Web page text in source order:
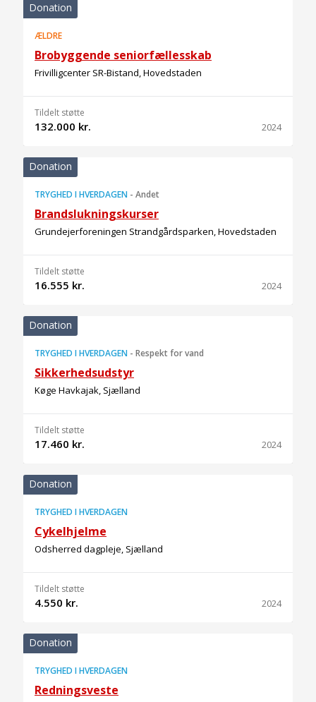
Donation
ÆLDRE
Brobyggende seniorfællesskab
Frivilligcenter SR-Bistand, Hovedstaden
Tildelt støtte
132.000 kr. 2024
Donation
TRYGHED I HVERDAGEN - Andet
Brandslukningskurser
Grundejerforeningen Strandgårdsparken, Hovedstaden
Tildelt støtte
16.555 kr. 2024
Donation
TRYGHED I HVERDAGEN - Respekt for vand
Sikkerhedsudstyr
Køge Havkajak, Sjælland
Tildelt støtte
17.460 kr. 2024
Donation
TRYGHED I HVERDAGEN
Cykelhjelme
Odsherred dagpleje, Sjælland
Tildelt støtte
4.550 kr. 2024
Donation
TRYGHED I HVERDAGEN
Redningsveste